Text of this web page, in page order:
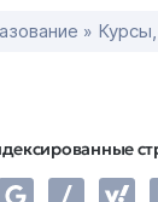
»